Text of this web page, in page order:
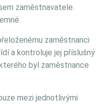
zaměstnavatele.
zaměstnanci
a kontroluje jej příslušný
byl zaměstnance
mezi jednotlivými